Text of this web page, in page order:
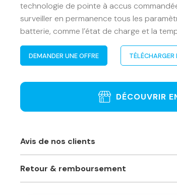
technologie de pointe à accus
surveiller en permanence tous les
batterie, comme l’état de charge et la
DEMANDER UNE OFFRE
DÉCOUVRIR
Avis de nos clients
vivement ce magasin pour ceux qui ont
Retour & remboursement